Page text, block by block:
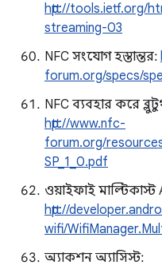
http://tools.ietf.org/
streaming-03
NFC সংযোগ হস্তান্তর:
forum.org/specs/
NFC ব্যবহার করে
http://www.nfc-
forum.org/
SP_1_0.pdf
ওয়াইফাই মাল্টিকাস্ট
http://
wifi/
অ্যাকশন অ্যাসিস্ট: